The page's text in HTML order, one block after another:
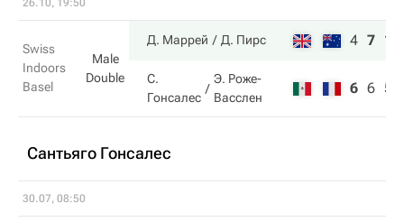
26.10, 19:50
Swiss
Indoors
Basel
Male
Double
Д. Маррей Д. Пирс 4 7 10
С.
Гонсалес
Э. Роже-
Васслен
6 6 5
Сантьяго Гонсалес
30.07, 08:50